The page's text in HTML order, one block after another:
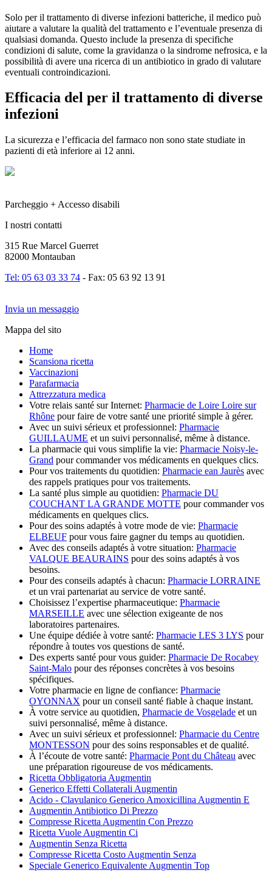
Solo per il trattamento di diverse infezioni batteriche, il medico può
aiutare a valutare la qualità del trattamento e l’eventuale presenza di
qualsiasi domanda. Questo include la presenza di specifiche
condizioni di salute, come la gravidanza o la sindrome nefrosica, e la
possibilità di avere una ricerca di un antibiotico in grado di valutare
eventuali controindicazioni.
Efficacia del per il trattamento di diverse
infezioni
La sicurezza e l’efficacia del farmaco non sono state studiate in
pazienti di età inferiore ai 12 anni.
Parcheggio + Accesso disabili
I nostri contatti
315 Rue Marcel Guerret
82000 Montauban
Tel: 05 63 03 33 74 - Fax: 05 63 92 13 91
Invia un messaggio
Mappa del sito
Home
Scansiona ricetta
Vaccinazioni
Parafarmacia
Attrezzatura medica
Votre relais santé sur Internet: Pharmacie de Loire Loire sur
Rhône pour faire de votre santé une priorité simple à gérer.
Avec un suivi sérieux et professionnel: Pharmacie
GUILLAUME et un suivi personnalisé, même à distance.
La pharmacie qui vous simplifie la vie: Pharmacie Noisy-le-
Grand pour commander vos médicaments en quelques clics.
Pour vos traitements du quotidien: Pharmacie ean Jaurès avec
des rappels pratiques pour vos traitements.
La santé plus simple au quotidien: Pharmacie DU
COUCHANT LA GRANDE MOTTE pour commander vos
médicaments en quelques clics.
Pour des soins adaptés à votre mode de vie: Pharmacie
ELBEUF pour vous faire gagner du temps au quotidien.
Avec des conseils adaptés à votre situation: Pharmacie
VALQUE BEAURAINS pour des soins adaptés à vos
besoins.
Pour des conseils adaptés à chacun: Pharmacie LORRAINE
et un vrai partenariat au service de votre santé.
Choisissez l’expertise pharmaceutique: Pharmacie
MARSEILLE avec une sélection exigeante de nos
laboratoires partenaires.
Une équipe dédiée à votre santé: Pharmacie LES 3 LYS pour
répondre à toutes vos questions de santé.
Des experts santé pour vous guider: Pharmacie De Rocabey
Saint-Malo pour des réponses concrètes à vos besoins
spécifiques.
Votre pharmacie en ligne de confiance: Pharmacie
OYONNAX pour un conseil santé fiable à chaque instant.
À votre service au quotidien, Pharmacie de Vosgelade et un
suivi personnalisé, même à distance.
Avec un suivi sérieux et professionnel: Pharmacie du Centre
MONTESSON pour des soins responsables et de qualité.
À l’écoute de votre santé: Pharmacie Pont du Château avec
une préparation rigoureuse de vos médicaments.
Ricetta Obbligatoria Augmentin
Generico Effetti Collaterali Augmentin
Acido - Clavulanico Generico Amoxicillina Augmentin E
Augmentin Antibiotico Di Prezzo
Compresse Ricetta Augmentin Con Prezzo
Ricetta Vuole Augmentin Ci
Augmentin Senza Ricetta
Compresse Ricetta Costo Augmentin Senza
Speciale Generico Equivalente Augmentin Top